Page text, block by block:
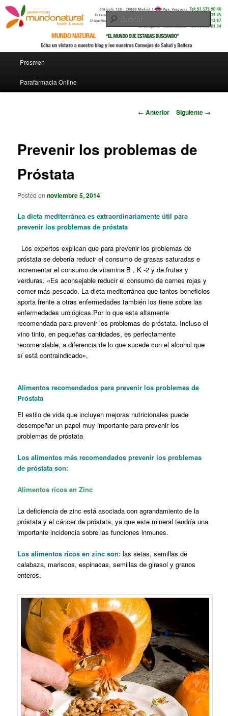
Ir al contenido principal
Prosmen
Parafarmacia Online
Navegador de artículos
← Anterior Siguiente →
Prevenir los problemas de
Próstata
Posted onnoviembre 5, 2014
La dieta mediterránea es extraordinariamente útil para
prevenir los problemas de próstata
Los expertos explican que para prevenir los problemas de
próstata se debería reducir el consumo de grasas saturadas e
incrementar el consumo de vitamina B , K -2 y de frutas y
verduras. «Es aconsejable reducir el consumo de carnes rojas y
comer más pescado. La dieta mediterránea que tantos beneficios
aporta frente a otras enfermedades también los tiene sobre las
enfermedades urológicas.Por lo que esta altamente
recomendada para prevenir los problemas de próstata. Incluso el
vino tinto, en pequeñas cantidades, es perfectamente
recomendable, a diferencia de lo que sucede con el alcohol que
sí está contraindicado»,
Alimentos recomendados para prevenir los problemas de
Próstata
El estilo de vida que incluyen mejoras nutricionales puede
desempeñar un papel muy importante para prevenir los
problemas de próstata
Los alimentos más recomendados prevenir los problemas
de próstata son:
Alimentos ricos en Zinc
La deficiencia de zinc está asociada con agrandamiento de la
próstata y el cáncer de próstata, ya que este mineral tendría una
importante incidencia sobre las funciones inmunes.
Los alimentos ricos en zinc son: las setas, semillas de
calabaza, mariscos, espinacas, semillas de girasol y granos
enteros.